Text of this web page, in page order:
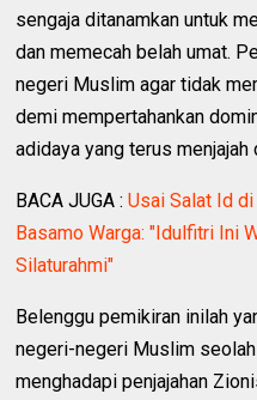
sengaja ditanamkan untuk
dan memecah belah umat.
negeri Muslim agar tidak
demi mempertahankan
adidaya yang terus menjajah
BACA JUGA :Usai Salat Id
Basamo Warga: "Idulfitri Ini
Silaturahmi"
Belenggu pemikiran inilah
negeri-negeri Muslim
menghadapi penjajahan